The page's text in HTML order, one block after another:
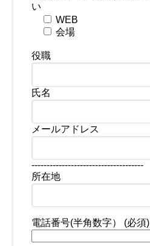
い
WEB
会場
役職
氏名
メールアドレス
-------------------------------------
所在地
電話番号(半角数字） (必須)